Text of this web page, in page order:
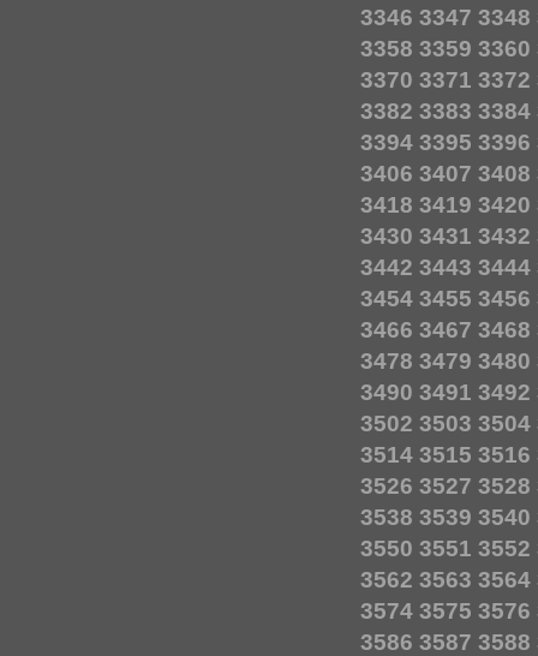
3346 3347 3348
3358 3359 3360
3370 3371 3372
3382 3383 3384
3394 3395 3396
3406 3407 3408
3418 3419 3420
3430 3431 3432
3442 3443 3444
3454 3455 3456
3466 3467 3468
3478 3479 3480
3490 3491 3492
3502 3503 3504
3514 3515 3516
3526 3527 3528
3538 3539 3540
3550 3551 3552
3562 3563 3564
3574 3575 3576
3586 3587 3588